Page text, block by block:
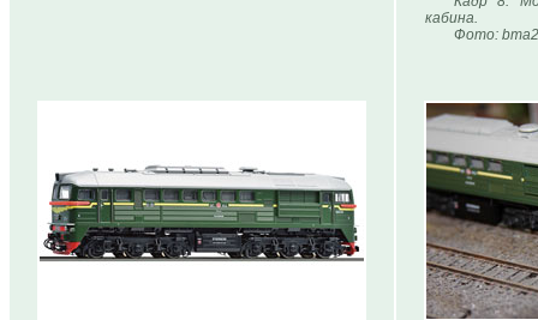
кабина.
Фото: